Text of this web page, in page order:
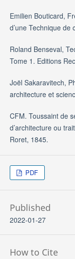
Emilien Bouticard,
d’une Technique
Roland Benseval,
Tome 1. Editions
Joël Sakaravitech,
architecture et
CFM. Toussaint de
d’architecture ou
Roret, 1845.
PDF
Published
2022-01-27
How to Cite